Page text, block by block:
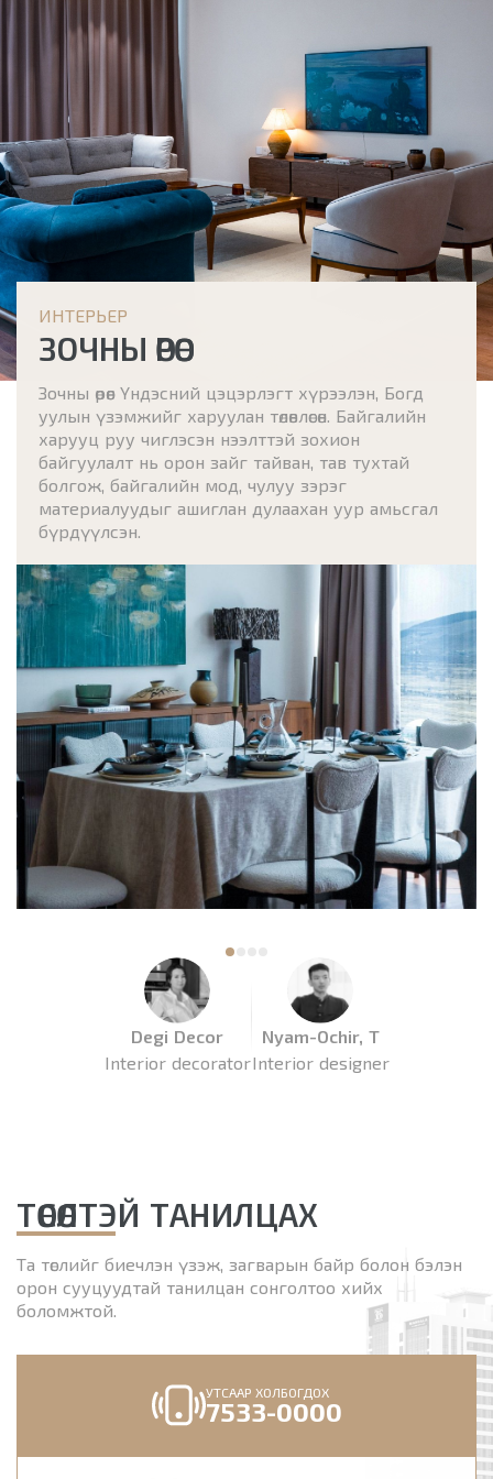
ИНТЕРЬЕР
ЗОЧНЫ ӨРӨӨ
Зочны өрөөг Үндэсний цэцэрлэгт хүрээлэн, Богд
уулын үзэмжийг харуулан төлөвлөсөн. Байгалийн
харууц руу чиглэсэн нээлттэй зохион
байгуулалт нь орон зайг тайван, тав тухтай
болгож, байгалийн мод, чулуу зэрэг
материалуудыг ашиглан дулаахан уур амьсгал
бүрдүүлсэн.
Degi Decor
Interior decorator
Nyam-Ochir, T
Interior designer
ТӨСӨЛТЭЙ ТАНИЛЦАХ
Та төслийг биечлэн үзэж, загварын байр болон бэлэн
орон сууцуудтай танилцан сонголтоо хийх
боломжтой.
УТСААР ХОЛБОГДОХ
7533-0000